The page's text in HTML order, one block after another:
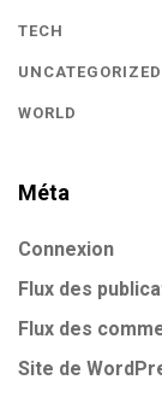
TECH
UNCATEGORIZED
WORLD
Méta
Connexion
Flux des
Flux des
Site de